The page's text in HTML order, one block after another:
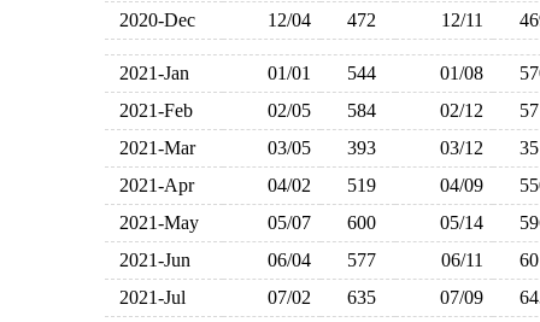
2020-Dec
12/04 472 12/11
2021-Jan 01/01 544 01/08
2021-Feb
02/05 584 02/12
2021-Mar
03/05 393 03/12
2021-Apr
04/02 519 04/09
2021-May
05/07 600 05/14
2021-Jun
06/04 577 06/11
2021-Jul
07/02 635 07/09